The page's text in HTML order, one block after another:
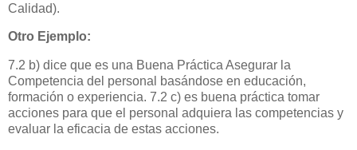
Calidad).
Otro Ejemplo:
7.2 b) dice que es una Buena Práctica Asegurar la
Competencia del personal basándose en educación,
formación o experiencia. 7.2 c) es buena práctica tomar
acciones para que el personal adquiera las competencias y
evaluar la eficacia de estas acciones.